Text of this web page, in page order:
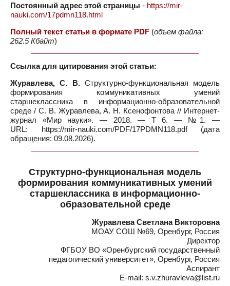
Постоянный адрес этой страницы - https://mir-
nauki.com/17pdmn118.html
Полный текст статьи в формате PDF (объем файла:
262.5 Кбайт)
Ссылка для цитирования этой статьи:
Журавлева, С. В.Структурно-функциональная модель
формирования коммуникативных умений
старшеклассника в информационно-образовательной
среде / С. В. Журавлева, А. Н. Ксенофонтова // Интернет-
журнал «Мир науки». — 2018. — Т 6. — №1. —
URL: https://mir-nauki.com/PDF/17PDMN118.pdf (дата
обращения: 09.08.2026).
Структурно-функциональная модель
формирования коммуникативных умений
старшеклассника в информационно-
образовательной среде
Журавлева Светлана Викторовна
МОАУ СОШ №69, Оренбург, Россия
Директор
ФГБОУ ВО «Оренбургский государственный
педагогический университет», Оренбург, Россия
Аспирант
E-mail: s.v.zhuravleva@list.ru